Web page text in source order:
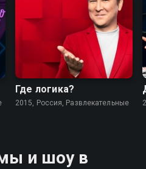
Где логика?
2015, Россия, Развлекательные
и шоу в